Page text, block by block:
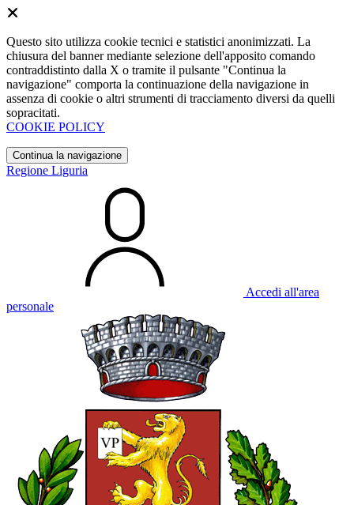
Questo sito utilizza cookie tecnici e statistici anonimizzati. La
chiusura del banner mediante selezione dell'apposito comando
contraddistinto dalla X o tramite il pulsante "Continua la
navigazione" comporta la continuazione della navigazione in
assenza di cookie o altri strumenti di tracciamento diversi da quelli
sopracitati.
COOKIE POLICY
Continua la navigazione
Regione Liguria
Accedi all'area
personale